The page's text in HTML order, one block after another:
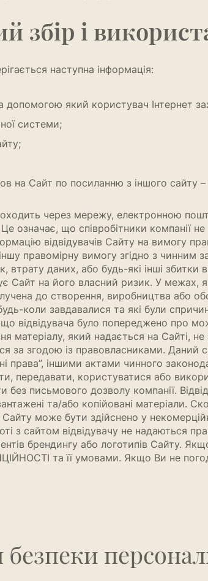
збір і
наступна інформація:
допомогою який користувач Інтернет
системи;
на Сайт по посиланню з іншого сайту –
через мережу, електронною
Це означає, що співробітники
відвідувачів Сайту на вимогу
правомірну вимогу згідно з чинним
втрату даних, або будь-які інші збитки
Сайт на його власний ризик. У межах,
до створення, виробництва або
коли завдавалися та які були
відвідувача було попереджено про
який надається на Сайті,
за згодою із правовласниками.
права”, іншими актами чинного
передавати, користуватися або
без письмового дозволу компанії.
та/або копійовані матеріали.
може бути здійснено у
з сайтом відвідувачу не надаються
брендингу або логотипів Сайту.
та її умовами. Якщо Ви не
безпеки